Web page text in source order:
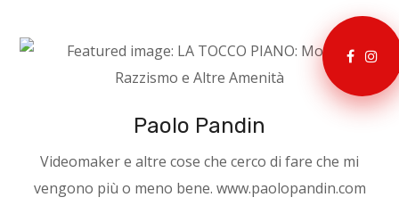
Paolo Pandin
Videomaker e altre cose che cerco di fare che mi
vengono più o meno bene. www.paolopandin.com